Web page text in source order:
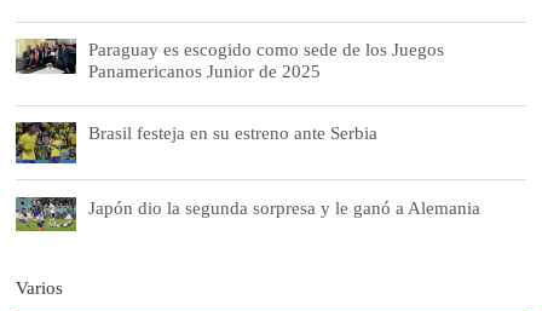
Paraguay es escogido como sede de los Juegos
Panamericanos Junior de 2025
Brasil festeja en su estreno ante Serbia
Japón dio la segunda sorpresa y le ganó a Alemania
Varios